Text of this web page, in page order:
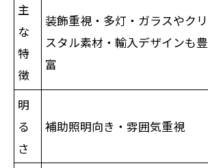
主
な
特
徴
装飾重視・多灯・ガラスやクリ
スタル素材・輸入デザインも豊
富
明
る
さ
補助照明向き・雰囲気重視